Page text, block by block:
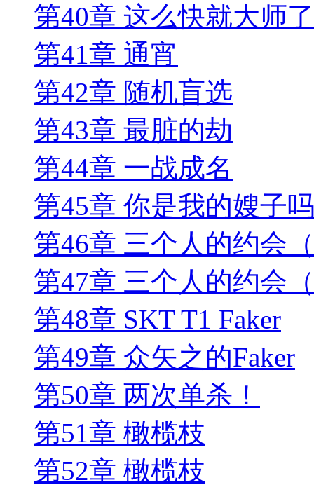
第40章 这么快就大师
第41章 通宵
第42章 随机盲选
第43章 最脏的劫
第44章 一战成名
第45章 你是我的嫂子
第46章 三个人的约会
第47章 三个人的约会
第48章 SKT T1 Faker
第49章 众矢之的Faker
第50章 两次单杀！
第51章 橄榄枝
第52章 橄榄枝